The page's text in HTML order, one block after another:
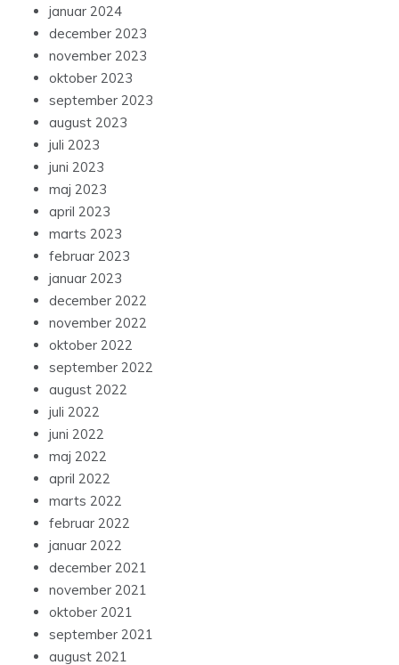
januar 2024
december 2023
november 2023
oktober 2023
september 2023
august 2023
juli 2023
juni 2023
maj 2023
april 2023
marts 2023
februar 2023
januar 2023
december 2022
november 2022
oktober 2022
september 2022
august 2022
juli 2022
juni 2022
maj 2022
april 2022
marts 2022
februar 2022
januar 2022
december 2021
november 2021
oktober 2021
september 2021
august 2021